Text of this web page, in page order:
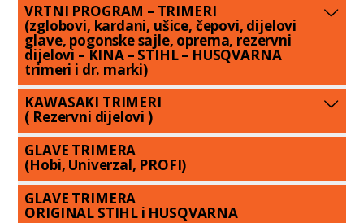
VRTNI PROGRAM – TRIMERI
(zglobovi, kardani, ušice, čepovi, dijelovi
glave, pogonske sajle, oprema, rezervni
dijelovi – KINA – STIHL – HUSQVARNA
trimeri i dr. marki)
KAWASAKI TRIMERI
( Rezervni dijelovi )
GLAVE TRIMERA
(Hobi, Univerzal, PROFI)
GLAVE TRIMERA
ORIGINAL STIHL i HUSQVARNA